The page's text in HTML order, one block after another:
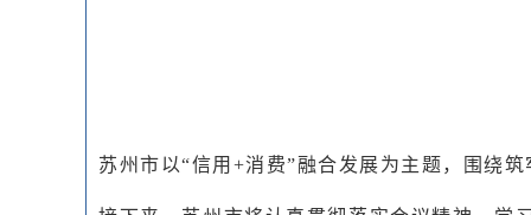
苏州市以“信用+消费”融合发展为主题，围绕